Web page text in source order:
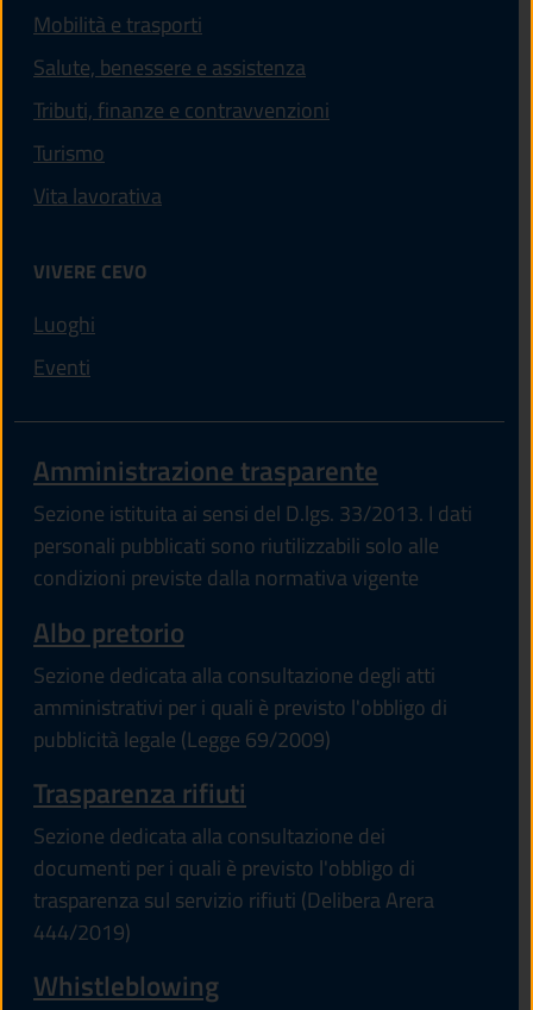
Mobilità e trasporti
Salute, benessere e assistenza
Tributi, finanze e contravvenzioni
Turismo
Vita lavorativa
VIVERE CEVO
Luoghi
Eventi
Amministrazione trasparente
Sezione istituita ai sensi del D.lgs. 33/2013. I dati
personali pubblicati sono riutilizzabili solo alle
condizioni previste dalla normativa vigente
Albo pretorio
Sezione dedicata alla consultazione degli atti
amministrativi per i quali è previsto l'obbligo di
pubblicità legale (Legge 69/2009)
Trasparenza rifiuti
Sezione dedicata alla consultazione dei
documenti per i quali è previsto l'obbligo di
trasparenza sul servizio rifiuti (Delibera Arera
444/2019)
Whistleblowing